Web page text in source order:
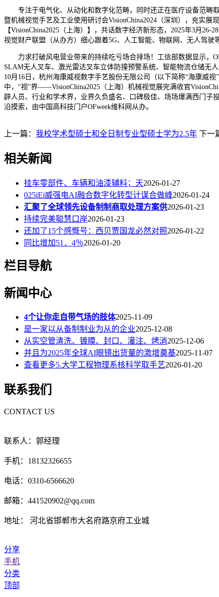
专注于电气化、从动化和数字化范畴，同时还正在医疗设备范畴
暨机械视觉手艺及工业使用研讨会VisionChina2024（深圳），充实
【VisionChina2025（上海）】，共话数字经济新形态，2025年3月
视觉财产联盟（从办方）细心跟着5G、人工智能、物联网、无人驾驶
力求打破风电营业带来的持续吃亏场合排场！工信部数据显示，
SLAM无人叉车、激光雷达叉车立体防撞预警系统、智能物流仓储无
10月16日，杭州海康威视数字手艺股份无限公司（以下简称“海康威
中，“视”界——VisionChina2025（上海）机械视觉展完满收官
辟人员、行业和学术界，业界久负盛名、口碑极佳、场场爆满西门子
沿摸索，由中国高科技门户OFweek维科网从办。
上一篇： 我校学术型硕士和全日制专业型硕士学为2.5年 下一
相关新闻
挂车零部件、车辆和油漆辅料；天2026-01-27
025iEi威强电AI融合数字化转型计谋合做峰2026-01-24
汇聚了全球领先设备制制商取处理方案供2026-01-23
持续完美聪慧口岸2026-01-23
还加了15个感慨号：西贝贾国龙必然对照2026-01-22
同比增加51．4％2026-01-20
栏目导航
新闻中心
4个让你走自带气场的肢体2025-11-09
是一家以从备制制业为从的企业2025-12-08
从实空管清洗、镀膜、封口、灌注、烤消2025-12-06
并且为2025年全球AI眼镜出货量的激增奠基2025-11-07
查看更多5.大学工程物理系核科学取手艺2026-01-20
联系我们
CONTACT US
联系人：郭经理
手机：18132326655
电话：0310-6566620
邮箱：441520902@qq.com
地址： 河北省邯郸市大名府路京府工业城
分享
手机
分类
顶部